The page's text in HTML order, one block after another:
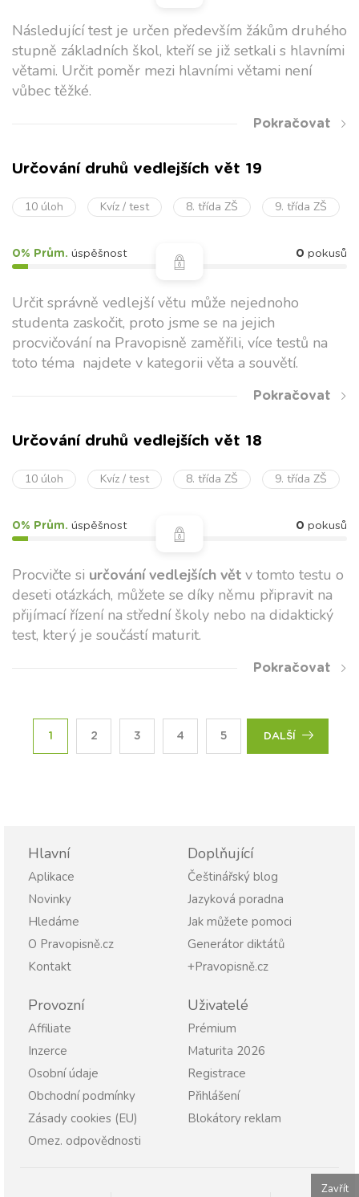
Následující test je určen především žákům druhého
stupně základních škol, kteří se již setkali s hlavními
větami. Určit poměr mezi hlavními větami není
vůbec těžké.
Pokračovat
Určování druhů vedlejších vět 19
10 úloh Kvíz / test 8. třída ZŠ 9. třída ZŠ
0% Prům. úspěšnost 0 pokusů
Určit správně vedlejší větu může nejednoho
studenta zaskočit, proto jsme se na jejich
procvičování na Pravopisně zaměřili, více testů na
toto téma najdete v kategorii věta a souvětí.
Pokračovat
Určování druhů vedlejších vět 18
10 úloh Kvíz / test 8. třída ZŠ 9. třída ZŠ
0% Prům. úspěšnost 0 pokusů
Procvičte si určování vedlejších vět v tomto testu o
deseti otázkách, můžete se díky němu připravit na
přijímací řízení na střední školy nebo na didaktický
test, který je součástí maturit.
Pokračovat
1 2 3 4 5 DALŠÍ
Hlavní
Aplikace
Novinky
Hledáme
O Pravopisně.cz
Kontakt
Doplňující
Češtinářský blog
Jazyková poradna
Jak můžete pomoci
Generátor diktátů
+Pravopisně.cz
Provozní
Affiliate
Inzerce
Osobní údaje
Obchodní podmínky
Zásady cookies (EU)
Omez. odpovědnosti
Uživatelé
Prémium
Maturita 2026
Registrace
Přihlášení
Blokátory reklam
Zavřít